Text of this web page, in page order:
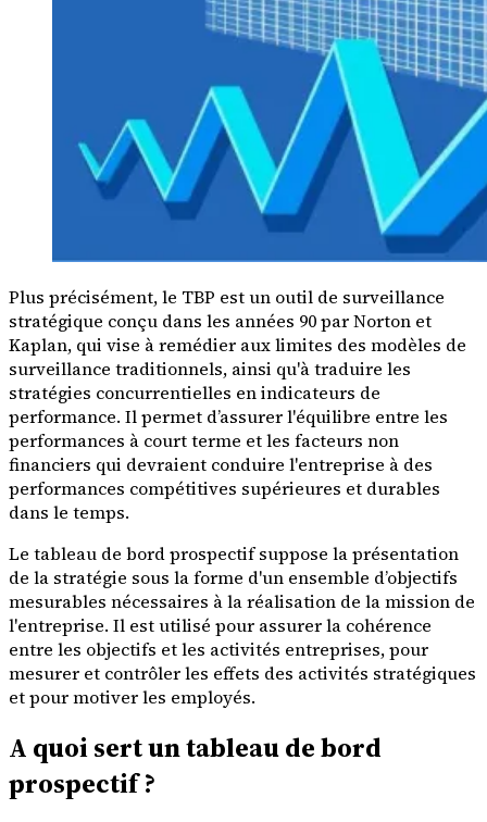
Plus précisément, le TBP est un outil de surveillance
stratégique conçu dans les années 90 par Norton et
Kaplan, qui vise à remédier aux limites des modèles de
surveillance traditionnels, ainsi qu'à traduire les
stratégies concurrentielles en indicateurs de
performance. Il permet d’assurer l'équilibre entre les
performances à court terme et les facteurs non
financiers qui devraient conduire l'entreprise à des
performances compétitives supérieures et durables
dans le temps.
Le tableau de bord prospectif suppose la présentation
de la stratégie sous la forme d'un ensemble d’objectifs
mesurables nécessaires à la réalisation de la mission de
l'entreprise. Il est utilisé pour assurer la cohérence
entre les objectifs et les activités entreprises, pour
mesurer et contrôler les effets des activités stratégiques
et pour motiver les employés.
A quoi sert un tableau de bord
prospectif ?